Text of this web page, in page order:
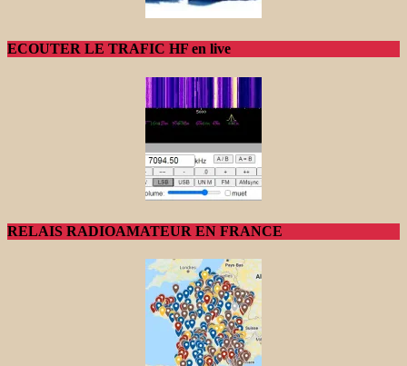
ECOUTER LE TRAFIC HF en live
RELAIS RADIOAMATEUR EN FRANCE